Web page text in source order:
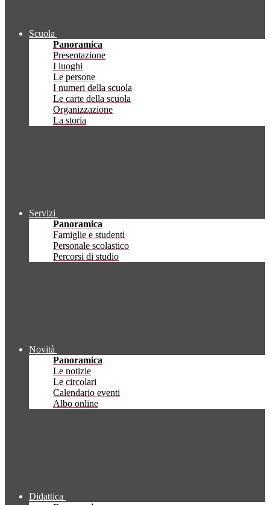
Scuola
Panoramica
Presentazione
I luoghi
Le persone
I numeri della scuola
Le carte della scuola
Organizzazione
La storia
Servizi
Panoramica
Famiglie e studenti
Personale scolastico
Percorsi di studio
Novità
Panoramica
Le notizie
Le circolari
Calendario eventi
Albo online
Didattica